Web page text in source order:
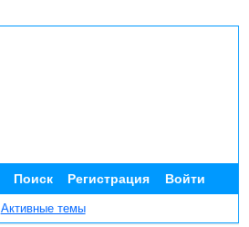
Поиск Регистрация Войти
Активные темы